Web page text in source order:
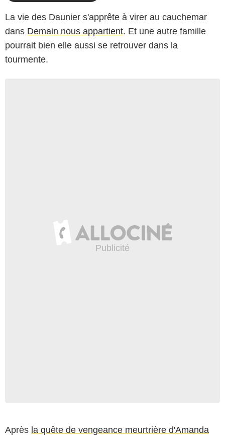
La vie des Daunier s'apprête à virer au cauchemar
dans Demain nous appartient. Et une autre famille
pourrait bien elle aussi se retrouver dans la
tourmente.
Après la quête de vengeance meurtrière d'Amanda